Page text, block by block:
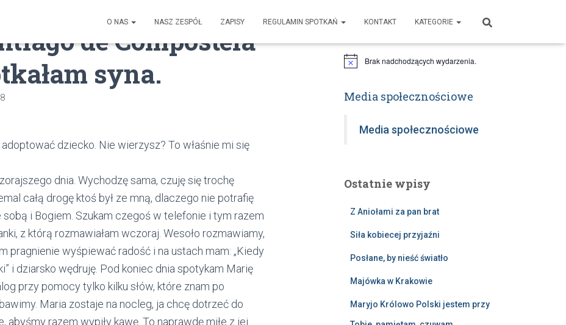
O NAS NASZ ZESPÓŁ ZAPISY REGULAMIN SPOTKAŃ KONTAKT KATEGORIE
de Compostela
syna.
dziecko. Nie wierzysz? To właśnie mi się
dnia. Wychodzę sama, czuję się trochę
całą drogę ktoś był ze mną, dlaczego nie potrafię
i Bogiem. Szukam czegoś w telefonie i tym razem
z którą rozmawiałam wczoraj. Wesoło rozmawiamy,
pragnienie wyśpiewać radość i na ustach mam: „Kiedy
i dziarsko wędruję. Pod koniec dnia spotykam Marię
przy pomocy tylko kilku słów, które znam po
Maria zostaje na nocleg, ja chcę dotrzeć do
razem wypiły kawę. To naprawdę miłe z jej
i
a
e
Brak nadchodzących wydarzenia.
Media społecznościowe
Media społecznościowe
Ostatnie wpisy
Z Aniołami za pan brat
Siła kobiecej przyjaźni
Posłane, by nieść światło
Majówka w Krakowie
Maryjo Królowo Polski jestem przy